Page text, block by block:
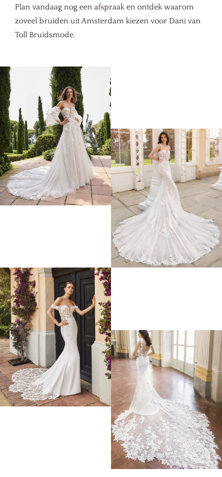
Plan vandaag nog een afspraak en ontdek waarom
zoveel bruiden uit Amsterdam kiezen voor Dani van
Toll Bruidsmode.